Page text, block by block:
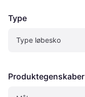
Type
Type løbesko
Produktegenskaber